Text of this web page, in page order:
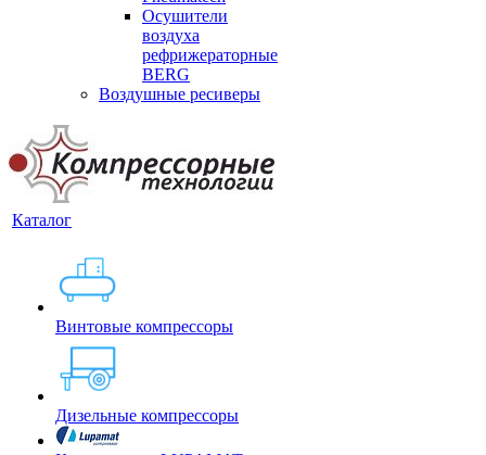
Осушители
воздуха
рефрижераторные
BERG
Воздушные ресиверы
Каталог
Винтовые компрессоры
Дизельные компрессоры